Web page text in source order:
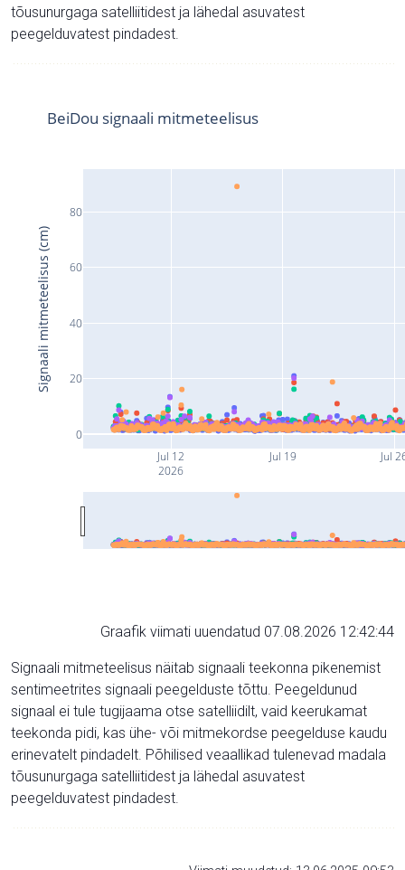
tõusunurgaga satelliitidest ja lähedal asuvatest
peegelduvatest pindadest.
Jul 12
2026
Jul 19 Jul
0
20
40
60
80
BeiDou signaali mitmeteelisus
Signaali mitmeteelisus (cm)
Graafik viimati uuendatud 07.08.2026 12:42:44
Signaali mitmeteelisus näitab signaali teekonna pikenemist
sentimeetrites signaali peegelduste tõttu. Peegeldunud
signaal ei tule tugijaama otse satelliidilt, vaid keerukamat
teekonda pidi, kas ühe- või mitmekordse peegelduse kaudu
erinevatelt pindadelt. Põhilised veaallikad tulenevad madala
tõusunurgaga satelliitidest ja lähedal asuvatest
peegelduvatest pindadest.